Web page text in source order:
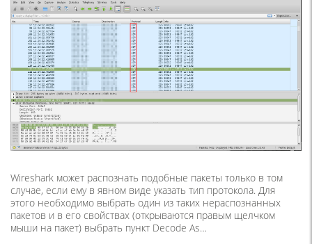
Wireshark может распознать подобные пакеты только в том
случае, если ему в явном виде указать тип протокола. Для
этого необходимо выбрать один из таких нераспознанных
пакетов и в его свойствах (открываются правым щелчком
мыши на пакет) выбрать пункт Decode As…